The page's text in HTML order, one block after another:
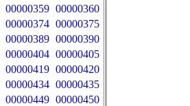
00000359 00000360
00000374 00000375
00000389 00000390
00000404 00000405
00000419 00000420
00000434 00000435
00000449 00000450